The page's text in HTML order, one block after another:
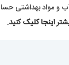
آب و مواد بهداشتی
اینجا کلیککنید.